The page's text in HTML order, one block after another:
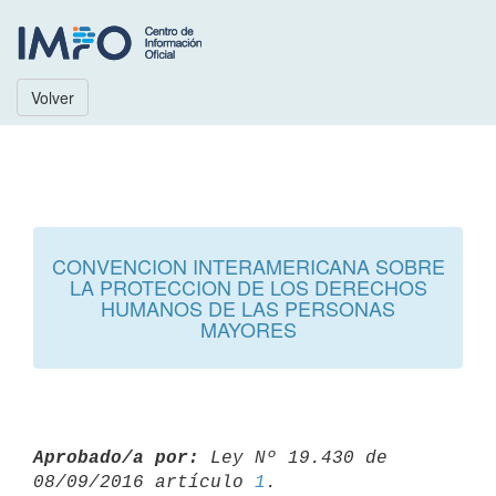
Volver
CONVENCION INTERAMERICANA SOBRE
LA PROTECCION DE LOS DERECHOS
HUMANOS DE LAS PERSONAS
MAYORES
Aprobado/a por:
Ley Nº 19.430 de
08/09/2016 artículo 1